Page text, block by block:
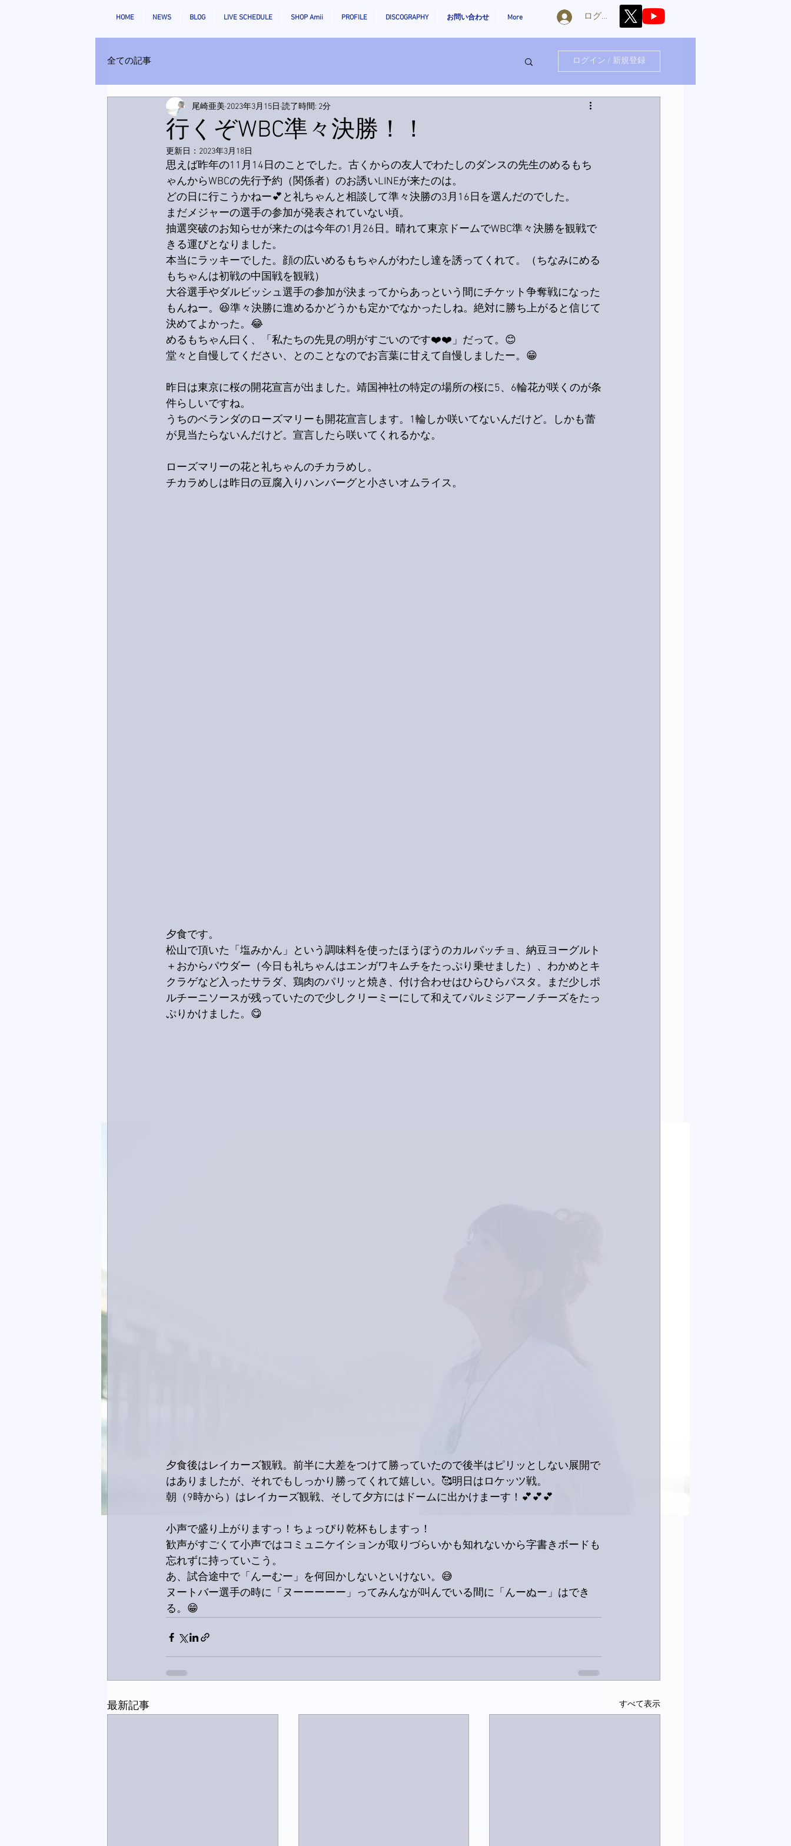
HOME NEWS BLOG LIVE SCHEDULE SHOP Amii PROFILE DISCOGRAPHY お問い合わせ More ログイン
全ての記事 ログイン / 新規登録
行くぞWBC準々決勝！！
尾崎亜美 2023年3月15日 読了時間: 2分
更新日： 2023年3月18日
思えば昨年の11月14日のことでした。古くからの友人でわたしのダンスの先生のめるもち
ゃんからWBCの先行予約（関係者）のお誘いLINEが来たのは。
どの日に行こうかねー💕と礼ちゃんと相談して準々決勝の3月16日を選んだのでした。
まだメジャーの選手の参加が発表されていない頃。
抽選突破のお知らせが来たのは今年の1月26日。晴れて東京ドームでWBC準々決勝を観戦で
きる運びとなりました。
本当にラッキーでした。顔の広いめるもちゃんがわたし達を誘ってくれて。（ちなみにめる
もちゃんは初戦の中国戦を観戦）
大谷選手やダルビッシュ選手の参加が決まってからあっという間にチケット争奪戦になった
もんねー。😆準々決勝に進めるかどうかも定かでなかったしね。絶対に勝ち上がると信じて
決めてよかった。😂
めるもちゃん曰く、「私たちの先見の明がすごいのです❤️❤️」だって。😊
堂々と自慢してください、とのことなのでお言葉に甘えて自慢しましたー。😁
昨日は東京に桜の開花宣言が出ました。靖国神社の特定の場所の桜に5、6輪花が咲くのが条
件らしいですね。
うちのベランダのローズマリーも開花宣言します。1輪しか咲いてないんだけど。しかも蕾
が見当たらないんだけど。宣言したら咲いてくれるかな。
ローズマリーの花と礼ちゃんのチカラめし。
チカラめしは昨日の豆腐入りハンバーグと小さいオムライス。
夕食です。
松山で頂いた「塩みかん」という調味料を使ったほうぼうのカルパッチョ、納豆ヨーグルト
＋おからパウダー（今日も礼ちゃんはエンガワキムチをたっぷり乗せました）、わかめとキ
クラゲなど入ったサラダ、鶏肉のパリッと焼き、付け合わせはひらひらパスタ。まだ少しポ
ルチーニソースが残っていたので少しクリーミーにして和えてパルミジアーノチーズをたっ
ぷりかけました。😋
夕食後はレイカーズ観戦。前半に大差をつけて勝っていたので後半はピリッとしない展開で
はありましたが、それでもしっかり勝ってくれて嬉しい。🥰明日はロケッツ戦。
朝（9時から）はレイカーズ観戦、そして夕方にはドームに出かけまーす！💕💕💕
小声で盛り上がりますっ！ちょっぴり乾杯もしますっ！
歓声がすごくて小声ではコミュニケイションが取りづらいかも知れないから字書きボードも
忘れずに持っていこう。
あ、試合途中で「んーむー」を何回かしないといけない。😅
ヌートバー選手の時に「ヌーーーーー」ってみんなが叫んでいる間に「んーぬー」はでき
る。😁
最新記事 すべて表示